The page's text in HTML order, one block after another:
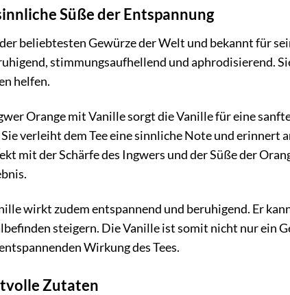
Süße der Entspannung
beliebtesten Gewürze der Welt und bekannt für
stimmungsaufhellend und aphrodisierend.
helfen.
Orange mit Vanille sorgt die Vanille für eine
verleiht dem Tee eine sinnliche Note und erinnert
mit der Schärfe des Ingwers und der Süße der
wirkt zudem entspannend und beruhigend. Er
steigern. Die Vanille ist somit nicht nur ein
Wirkung des Tees.
Zutaten